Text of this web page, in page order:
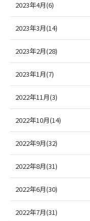
2023年4月(6)
2023年3月(14)
2023年2月(28)
2023年1月(7)
2022年11月(3)
2022年10月(14)
2022年9月(32)
2022年8月(31)
2022年6月(30)
2022年7月(31)